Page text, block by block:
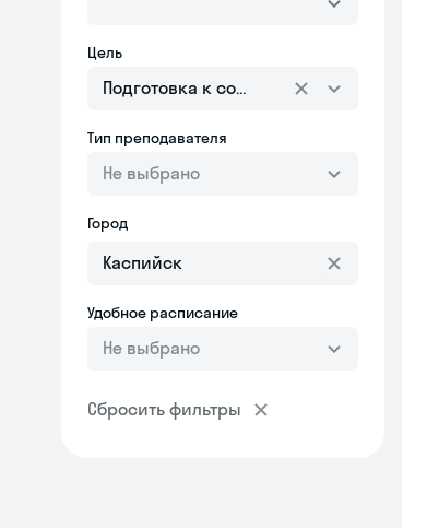
Цель
Подготовка к собеседованию
Тип преподавателя
Не выбрано
Город
Удобное расписание
Не выбрано
Сбросить фильтры